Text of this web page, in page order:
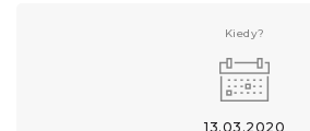
Kiedy?
13.03.2020